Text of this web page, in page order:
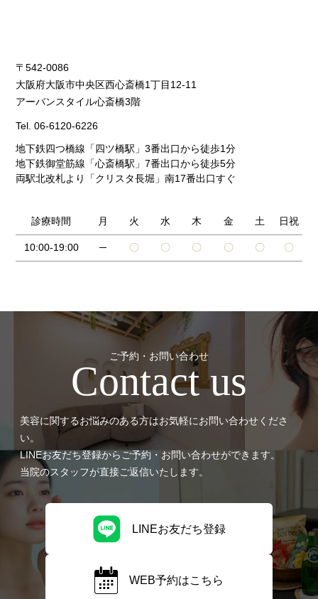
〒542-0086
大阪府大阪市中央区西心斎橋1丁目12-11
アーバンスタイル心斎橋3階
Tel.06-6120-6226
地下鉄四つ橋線「四ツ橋駅」3番出口から徒歩1分
地下鉄御堂筋線「心斎橋駅」7番出口から徒歩5分
両駅北改札より「クリスタ長堀」南17番出口すぐ
診療時間 月 火 水 木 金 土 日祝
10:00-19:00 ─ 〇 〇 〇 〇 〇 〇
ご予約・お問い合わせ
Contact us
美容に関するお悩みのある方はお気軽にお問い合わせくださ
い。
LINEお友だち登録からご予約・お問い合わせができます。
当院のスタッフが直接ご返信いたします。
LINEお友だち登録
WEB予約はこちら